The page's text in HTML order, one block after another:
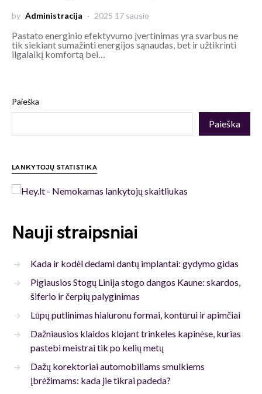
by Administracija 2025 17 sausio
Pastato energinio efektyvumo įvertinimas yra svarbus ne
tik siekiant sumažinti energijos sąnaudas, bet ir užtikrinti
ilgalaikį komfortą bei…
Paieška
Paieška
LANKYTOJŲ STATISTIKA
Nauji straipsniai
Kada ir kodėl dedami dantų implantai: gydymo gidas
Pigiausios Stogų Linija stogo dangos Kaune: skardos,
šiferio ir čerpių palyginimas
Lūpų putlinimas hialuronu formai, kontūrui ir apimčiai
Dažniausios klaidos klojant trinkeles kapinėse, kurias
pastebi meistrai tik po kelių metų
Dažų korektoriai automobiliams smulkiems
įbrėžimams: kada jie tikrai padeda?